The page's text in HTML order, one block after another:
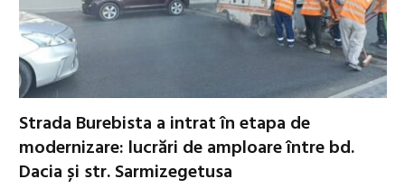
Strada Burebista a intrat în etapa de
modernizare: lucrări de amploare între bd.
Dacia și str. Sarmizegetusa